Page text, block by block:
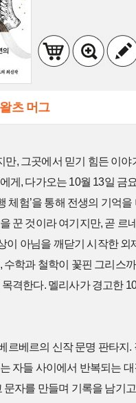
츠 머그
, 그곳에서 믿기 힘든 이야
게, 다가오는 10월 13일 금
체험’을 통해 전생의 기억
꾼 것이라 여기지만, 곧 르
이 아님을 깨닫기 시작한 외
학과 철학이 꽃핀 그리스
격한다. 멜리사가 경고한
베르의 신작 문명 판타지.
자들 사이에서 반복되는
자를 만들며 기록을 남기